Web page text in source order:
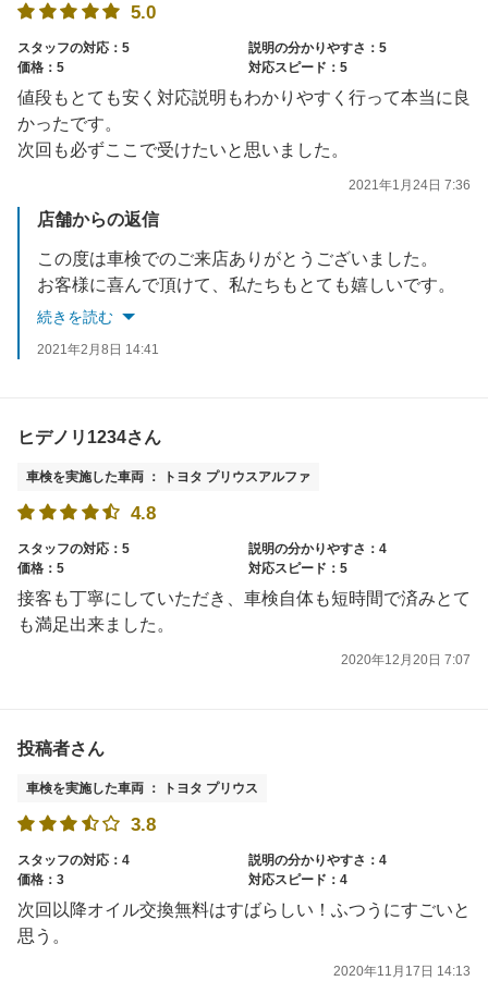
5.0
スタッフの対応：5
説明の分かりやすさ：5
価格：5
対応スピード：5
値段もとても安く対応説明もわかりやすく行って本当に良
かったです。
次回も必ずここで受けたいと思いました。
2021年1月24日 7:36
店舗からの返信
この度は車検でのご来店ありがとうございました。
お客様に喜んで頂けて、私たちもとても嬉しいです。
今後もお客様が安心・安全にお車に乗って頂けるよう、心を込めて整備させていただきます。またのご来店をお待ちしております。
続きを読む
2021年2月8日 14:41
ヒデノリ1234さん
車検を実施した車両 ： トヨタ プリウスアルファ
4.8
スタッフの対応：5
説明の分かりやすさ：4
価格：5
対応スピード：5
接客も丁寧にしていただき、車検自体も短時間で済みとて
も満足出来ました。
2020年12月20日 7:07
投稿者さん
車検を実施した車両 ： トヨタ プリウス
3.8
スタッフの対応：4
説明の分かりやすさ：4
価格：3
対応スピード：4
次回以降オイル交換無料はすばらしい！ふつうにすごいと
思う。
2020年11月17日 14:13